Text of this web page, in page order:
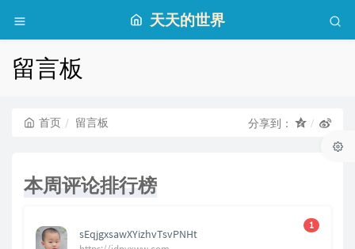
天天的世界
留言板
首页 留言板 分享到：
本周评论排行榜
1
sEqjgxsawXYizhvTsvPNHt